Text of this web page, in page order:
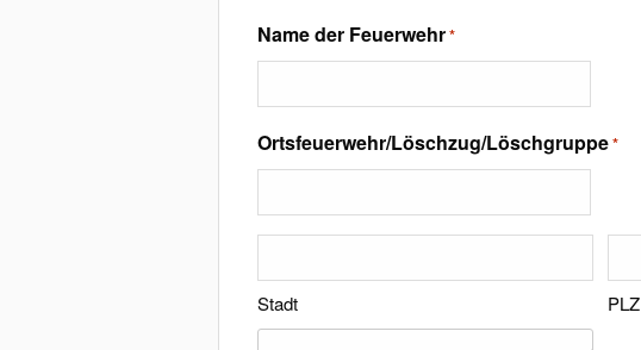
Name der Feuerwehr*
Ortsfeuerwehr/Löschzug/Löschgruppe*
s
c
Stadt PLZ